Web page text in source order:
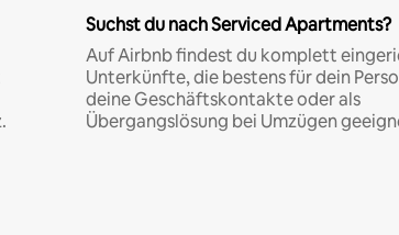
Suchst du nach Serviced Apartments?
Auf Airbnb findest du komplett
Unterkünfte, die bestens für dein
deine Geschäftskontakte oder als
Übergangslösung bei Umzügen